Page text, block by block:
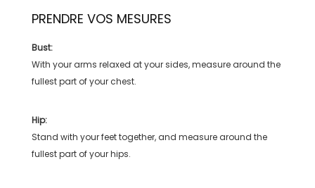
PRENDRE VOS MESURES
Bust:
With your arms relaxed at your sides, measure around the
fullest part of your chest.
Hip:
Stand with your feet together, and measure around the
fullest part of your hips.